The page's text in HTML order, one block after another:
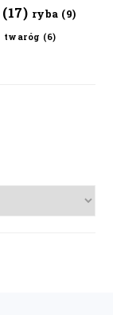
(17) ryba (9)
twaróg (6)